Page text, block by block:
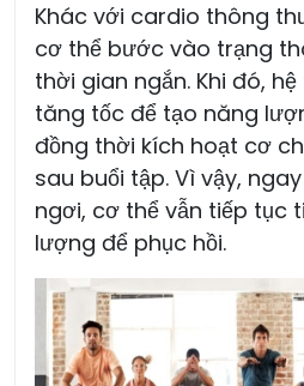
Khác với cardio thông
cơ thể bước vào trạng
thời gian ngắn. Khi đó,
tăng tốc để tạo năng
đồng thời kích hoạt cơ
sau buổi tập. Vì vậy,
ngơi, cơ thể vẫn tiếp tục
lượng để phục hồi.